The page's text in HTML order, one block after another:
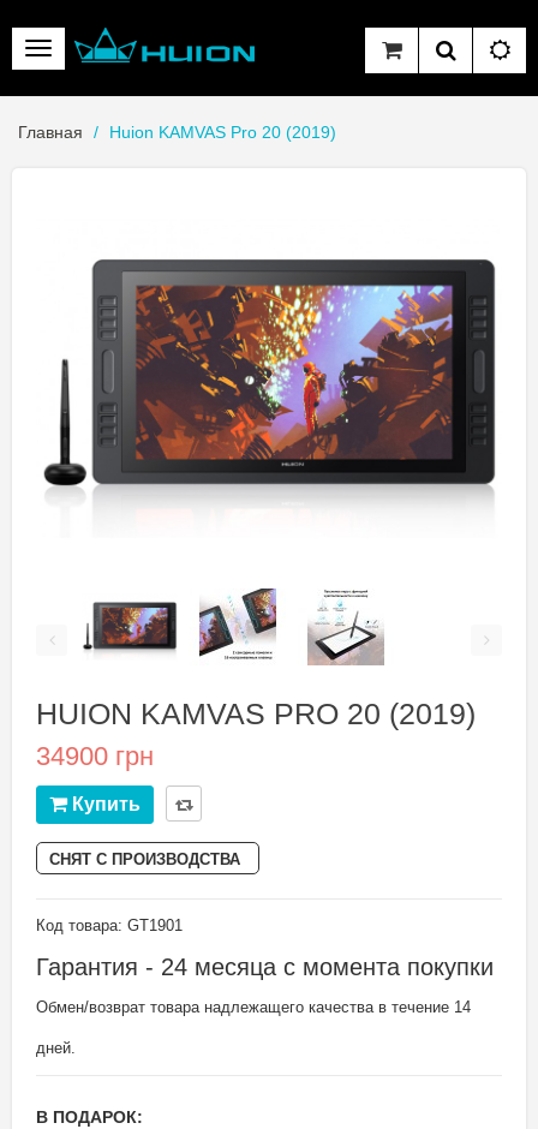
Главная Huion KAMVAS Pro 20 (2019)
HUION KAMVAS PRO 20 (2019)
34900 грн
Купить
СНЯТ С ПРОИЗВОДСТВА
Код товара: GT1901
Гарантия - 24 месяца с момента покупки
Обмен/возврат товара надлежащего качества в течение 14
дней.
В ПОДАРОК: